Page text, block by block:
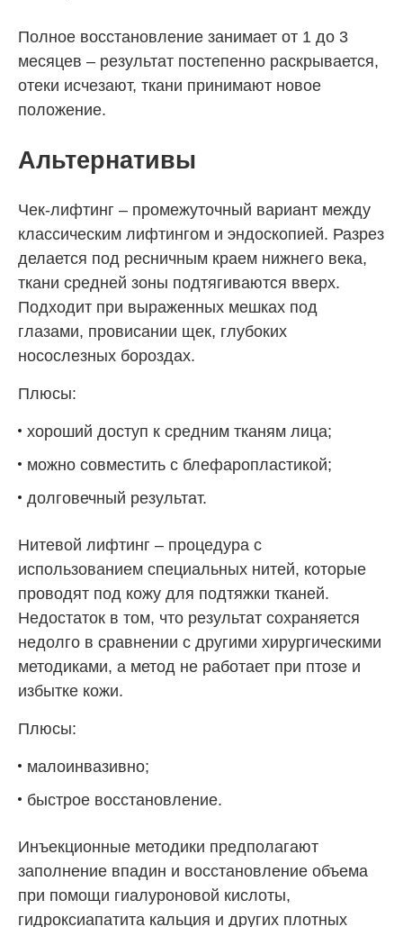
Полное восстановление занимает от 1 до 3
месяцев – результат постепенно раскрывается,
отеки исчезают, ткани принимают новое
положение.
Альтернативы
Чек-лифтинг – промежуточный вариант между
классическим лифтингом и эндоскопией. Разрез
делается под ресничным краем нижнего века,
ткани средней зоны подтягиваются вверх.
Подходит при выраженных мешках под
глазами, провисании щек, глубоких
носослезных бороздах.
Плюсы:
хороший доступ к средним тканям лица;
можно совместить с блефаропластикой;
долговечный результат.
Нитевой лифтинг – процедура с
использованием специальных нитей, которые
проводят под кожу для подтяжки тканей.
Недостаток в том, что результат сохраняется
недолго в сравнении с другими хирургическими
методиками, а метод не работает при птозе и
избытке кожи.
Плюсы:
малоинвазивно;
быстрое восстановление.
Инъекционные методики предполагают
заполнение впадин и восстановление объема
при помощи гиалуроновой кислоты,
гидроксиапатита кальция и других плотных